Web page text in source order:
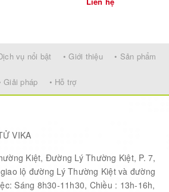
OLED screen
vụ nổi bật • Giới thiệu • Sản phẩm
Giải pháp • Hỗ trợ
VIKA
Kiệt, Đường Lý Thường Kiệt, P. 7,
lộ đường Lý Thường Kiệt và đường
Sáng 8h30-11h30, Chiều : 13h-16h,